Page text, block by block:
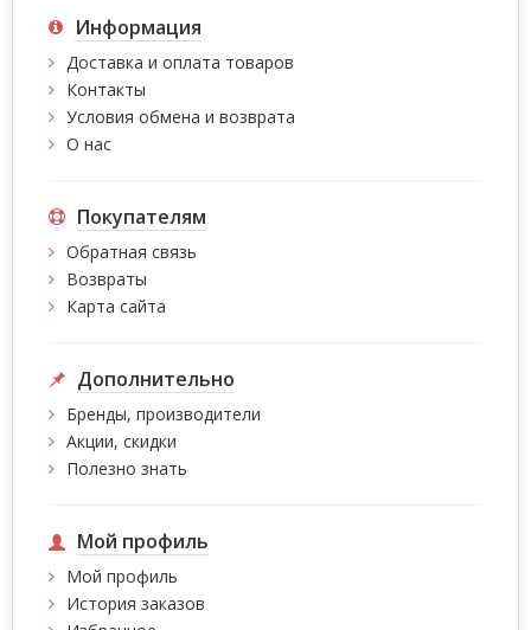
Информация
Доставка и оплата товаров
Контакты
Условия обмена и возврата
О нас
Покупателям
Обратная связь
Возвраты
Карта сайта
Дополнительно
Бренды, производители
Акции, скидки
Полезно знать
Мой профиль
Мой профиль
История заказов